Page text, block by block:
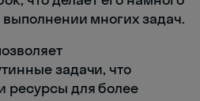
многих задач.
задачи, что
ресурсы для более